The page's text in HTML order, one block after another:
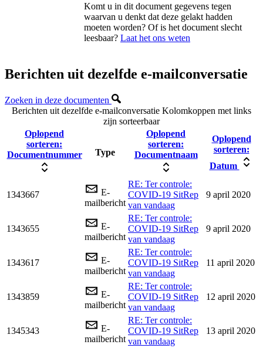
Komt u in dit document gegevens tegen
waarvan u denkt dat deze gelakt hadden
moeten worden? Of is het document slecht
leesbaar? Laat het ons weten
Berichten uit dezelfde e-mailconversatie
Zoeken in deze documenten
Berichten uit dezelfde e-mailconversatie Kolomkoppen met links
zijn sorteerbaar
Oplopend
sorteren:
Documentnummer
Type
Oplopend
sorteren:
Documentnaam
Oplopend
sorteren:
Datum
1343667
E-
mailbericht
RE: Ter controle:
COVID-19 SitRep
van vandaag
9 april 2020
1343655
E-
mailbericht
RE: Ter controle:
COVID-19 SitRep
van vandaag
9 april 2020
1343617
E-
mailbericht
RE: Ter controle:
COVID-19 SitRep
van vandaag
11 april 2020
1343859
E-
mailbericht
RE: Ter controle:
COVID-19 SitRep
van vandaag
12 april 2020
1345343
E-
mailbericht
RE: Ter controle:
COVID-19 SitRep
van vandaag
13 april 2020